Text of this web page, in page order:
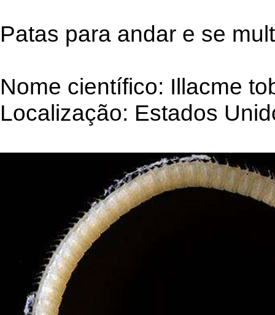
Patas para andar e se
Nome científico: Illacme
Localização: Estados